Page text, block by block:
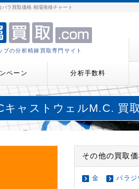
ラ買取価格 相場推移チャート
の分析精錬買取専門サイト
ペーン 分析手数料
キャストウェルM.C. 買
その他の買取
金 パラジ